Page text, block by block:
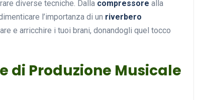
diverse tecniche. Dalla compressore alla
l’importanza di un riverbero
e arricchire i tuoi brani, donandogli quel tocco
di Produzione Musicale